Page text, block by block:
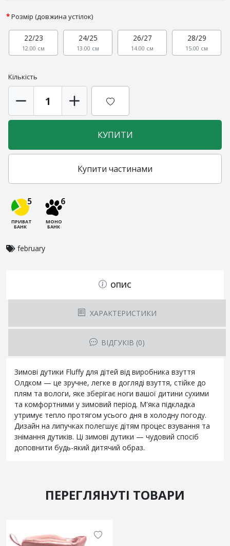
Розмір (довжина устілок)
22/23
12.00 см
24/25
13.00 см
26/27
14.00 см
28/29
15.00 см
Кількість
КУПИТИ
Купити частинами
5
ПРИВАТ
БАНК
6
МОНО
БАНК
february
ОПИС
ХАРАКТЕРИСТИКИ
ВІДГУКІВ (0)
Зимові дутики Fluffy для дітей від виробника взуття
Олдком — це зручне, легке в догляді взуття, стійке до
плям та вологи, яке зберігає ноги вашої дитини сухими
та комфортними у зимовий період. М'яка підкладка
утримує тепло протягом усього дня в холодну погоду.
Дизайн на липучках полегшує дітям процес взування та
знімання дутиків. Ці зимові дутики — чудовий спосіб
доповнити будь-який дитячий образ.
ПЕРЕГЛЯНУТІ ТОВАРИ